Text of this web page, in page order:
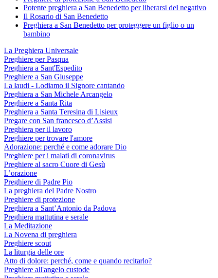
Potente preghiera a San Benedetto per liberarsi del negativo
Il Rosario di San Benedetto
Preghiera a San Benedetto per proteggere un figlio o un
bambino
La Preghiera Universale
Preghiere per Pasqua
Preghiera a Sant'Espedito
Preghiere a San Giuseppe
La laudi - Lodiamo il Signore cantando
Preghiera a San Michele Arcangelo
Preghiere a Santa Rita
Preghiera a Santa Teresina di Lisieux
Pregare con San francesco d’Assisi
Preghiera per il lavoro
Preghiere per trovare l'amore
Adorazione: perché e come adorare Dio
Preghiere per i malati di coronavirus
Preghiere al sacro Cuore di Gesù
L’orazione
Preghiere di Padre Pio
La preghiera del Padre Nostro
Preghiere di protezione
Preghiera a Sant’Antonio da Padova
Preghiera mattutina e serale
La Meditazione
La Novena di preghiera
Preghiere scout
La liturgia delle ore
Atto di dolore: perché, come e quando recitarlo?
Preghiere all'angelo custode